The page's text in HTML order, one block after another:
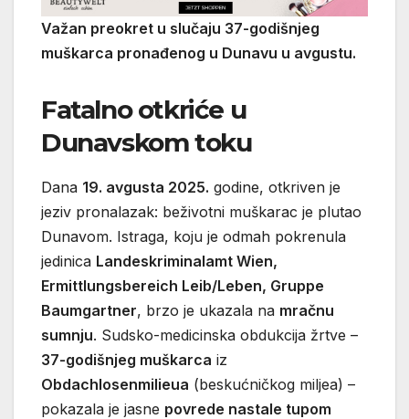
Važan preokret u slučaju 37-godišnjeg
muškarca pronađenog u Dunavu u avgustu.
Fatalno otkriće u
Dunavskom toku
Dana 19. avgusta 2025. godine, otkriven je
jeziv pronalazak: beživotni muškarac je plutao
Dunavom. Istraga, koju je odmah pokrenula
jedinica Landeskriminalamt Wien,
Ermittlungsbereich Leib/Leben, Gruppe
Baumgartner, brzo je ukazala na mračnu
sumnju. Sudsko-medicinska obdukcija žrtve –
37-godišnjeg muškarca iz
Obdachlosenmilieua (beskućničkog miljea) –
pokazala je jasne povrede nastale tupom